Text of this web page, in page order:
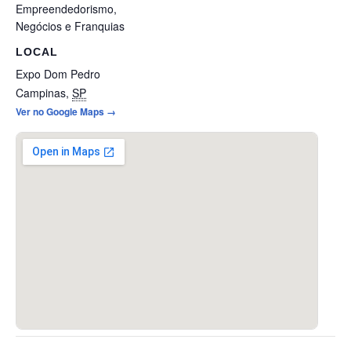
Empreendedorismo,
Negócios e Franquias
LOCAL
Expo Dom Pedro
Campinas, SP
Ver no Google Maps →